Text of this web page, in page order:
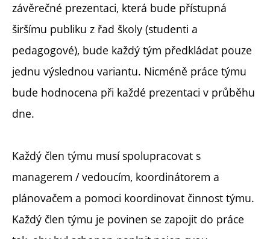
závěrečné prezentaci, která bude přístupná
širšímu publiku z řad školy (studenti a
pedagogové), bude každý tým předkládat pouze
jednu výslednou variantu. Nicméně práce týmu
bude hodnocena při každé prezentaci v průběhu
dne.
Každý člen týmu musí spolupracovat s
managerem / vedoucím, koordinátorem a
plánovačem a pomoci koordinovat činnost týmu.
Každý člen týmu je povinen se zapojit do práce